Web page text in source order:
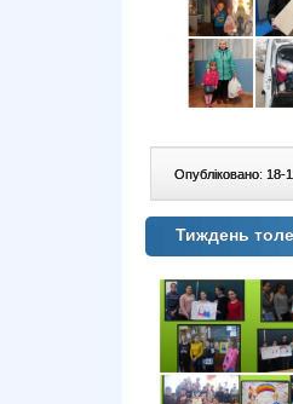
Опубліковано: 18-
Тиждень